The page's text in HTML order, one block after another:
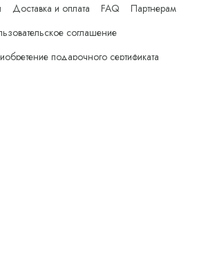
Доставка и оплата FAQ
Партнерам
соглашение
подарочного сертификата